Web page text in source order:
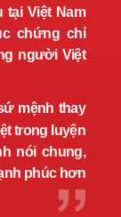
Việt Nam
chứng chỉ
người Việt
mệnh thay
trong luyện
nói chung,
phúc hơn